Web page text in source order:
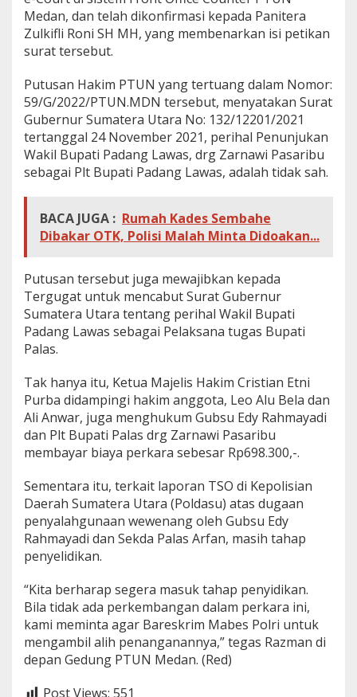
Medan, dan telah dikonfirmasi kepada Panitera
Zulkifli Roni SH MH, yang membenarkan isi petikan
surat tersebut.
Putusan Hakim PTUN yang tertuang dalam Nomor:
59/G/2022/PTUN.MDN tersebut, menyatakan Surat
Gubernur Sumatera Utara No: 132/12201/2021
tertanggal 24 November 2021, perihal Penunjukan
Wakil Bupati Padang Lawas, drg Zarnawi Pasaribu
sebagai Plt Bupati Padang Lawas, adalah tidak sah.
BACA JUGA : Rumah Kades Sembahe
Dibakar OTK, Polisi Malah Minta Didoakan...
Putusan tersebut juga mewajibkan kepada
Tergugat untuk mencabut Surat Gubernur
Sumatera Utara tentang perihal Wakil Bupati
Padang Lawas sebagai Pelaksana tugas Bupati
Palas.
Tak hanya itu, Ketua Majelis Hakim Cristian Etni
Purba didampingi hakim anggota, Leo Alu Bela dan
Ali Anwar, juga menghukum Gubsu Edy Rahmayadi
dan Plt Bupati Palas drg Zarnawi Pasaribu
membayar biaya perkara sebesar Rp698.300,-.
Sementara itu, terkait laporan TSO di Kepolisian
Daerah Sumatera Utara (Poldasu) atas dugaan
penyalahgunaan wewenang oleh Gubsu Edy
Rahmayadi dan Sekda Palas Arfan, masih tahap
penyelidikan.
“Kita berharap segera masuk tahap penyidikan.
Bila tidak ada perkembangan dalam perkara ini,
kami meminta agar Bareskrim Mabes Polri untuk
mengambil alih penanganannya,” tegas Razman di
depan Gedung PTUN Medan. (Red)
Post Views: 551